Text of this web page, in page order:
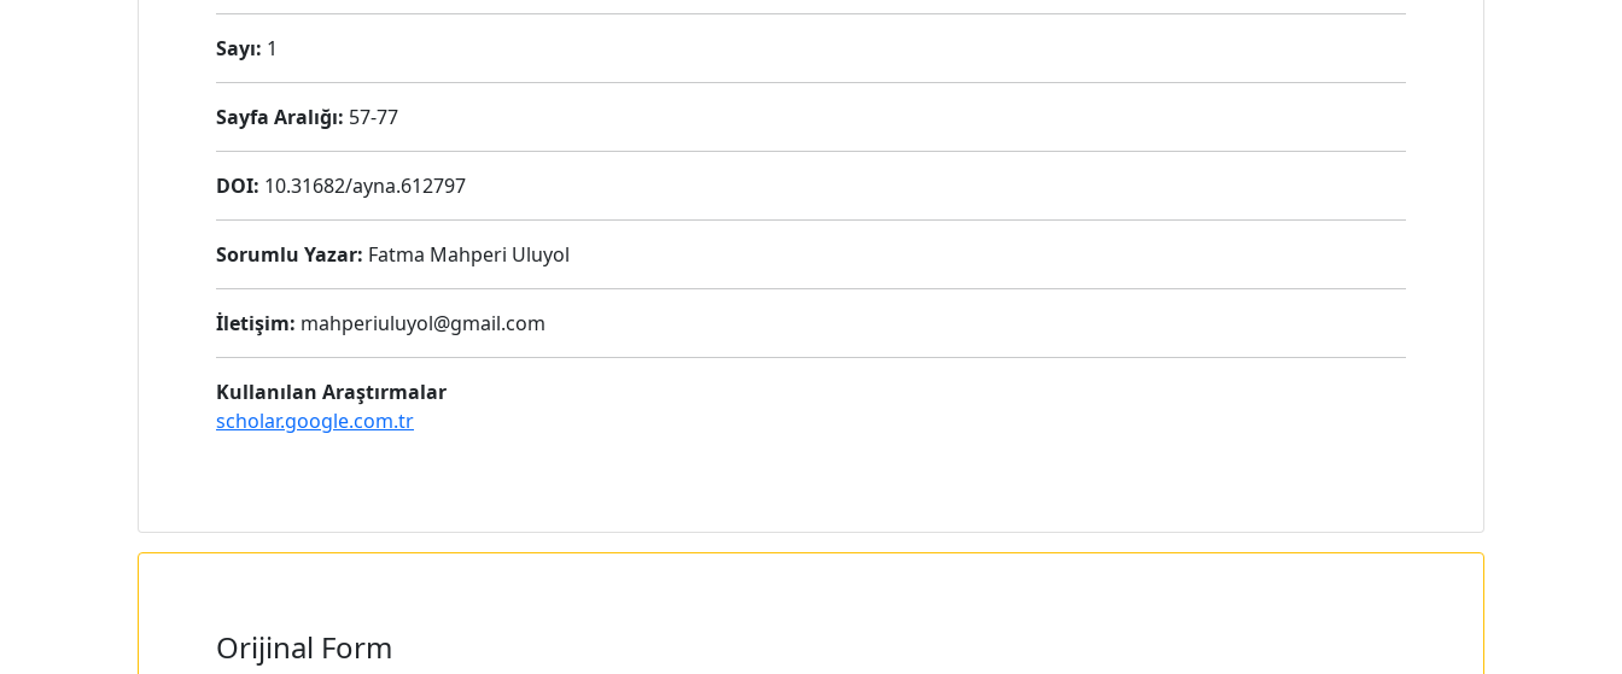
Sayı: 1
Sayfa Aralığı: 57-77
DOI: 10.31682/ayna.612797
Sorumlu Yazar: Fatma Mahperi Uluyol
İletişim: mahperiuluyol@gmail.com
Kullanılan Araştırmalar
scholar.google.com.tr
Orijinal Form